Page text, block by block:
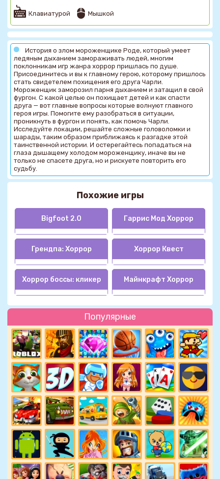
Популярные
Клавиатурой Мышкой
История о злом мороженщике Роде, который умеет
ледяным дыханием замораживать людей, многим
поклонникам игр жанра хоррор пришлась по душе.
Присоединитесь и вы к главному герою, которому пришлось
стать свидетелем похищения его друга Чарли.
Мороженщик заморозил парня дыханием и затащил в свой
фургон. С какой целью он похищает детей и как спасти
друга — вот главные вопросы которые волнуют главного
героя игры. Помогите ему разобраться в ситуации,
проникнуть в фургон и понять, как помочь Чарли.
Исследуйте локации, решайте сложные головоломки и
шарады, таким образом приближаясь к разгадке этой
таинственной истории. И остерегайтесь попадаться на
глаза дышащему холодом мороженщику, иначе вы не
только не спасете друга, но и рискуете повторить его
судьбу.
Похожие игры
Bigfoot 2.0 Гаррис Мод Хоррор
Грендпа: Хоррор Хоррор Квест
Хоррор боссы: кликер Майнкрафт Хоррор